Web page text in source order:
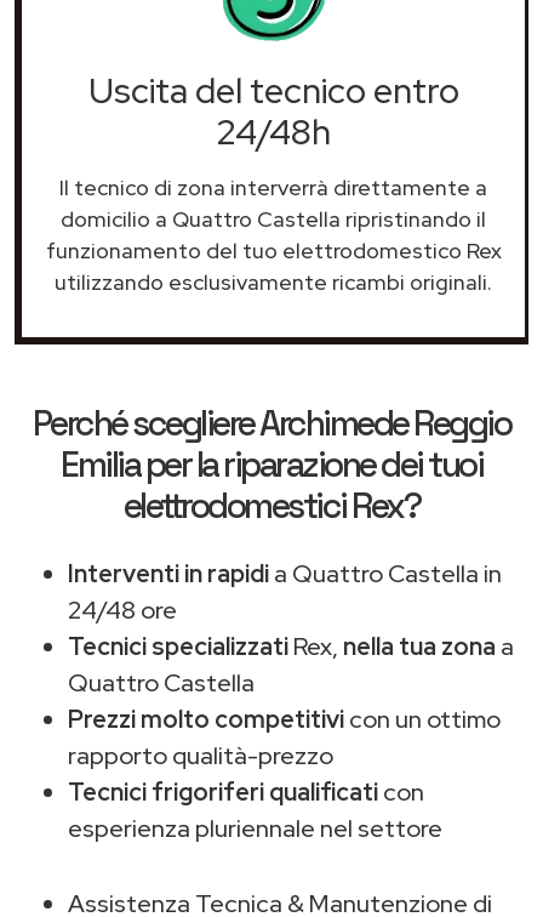
Uscita del tecnico entro
24/48h
Il tecnico di zona interverrà direttamente a
domicilio a Quattro Castella ripristinando il
funzionamento del tuo elettrodomestico Rex
utilizzando esclusivamente ricambi originali.
Perché scegliereArchimede Reggio
Emiliaper la riparazione dei tuoi
elettrodomestici Rex?
Interventi in rapidia Quattro Castella in
24/48 ore
Tecnici specializzatiRex, nella tua zona a
Quattro Castella
Prezzi molto competitivicon un ottimo
rapporto qualità-prezzo
Tecnici frigoriferi qualificaticon
esperienza pluriennale nel settore
Assistenza Tecnica & Manutenzione di